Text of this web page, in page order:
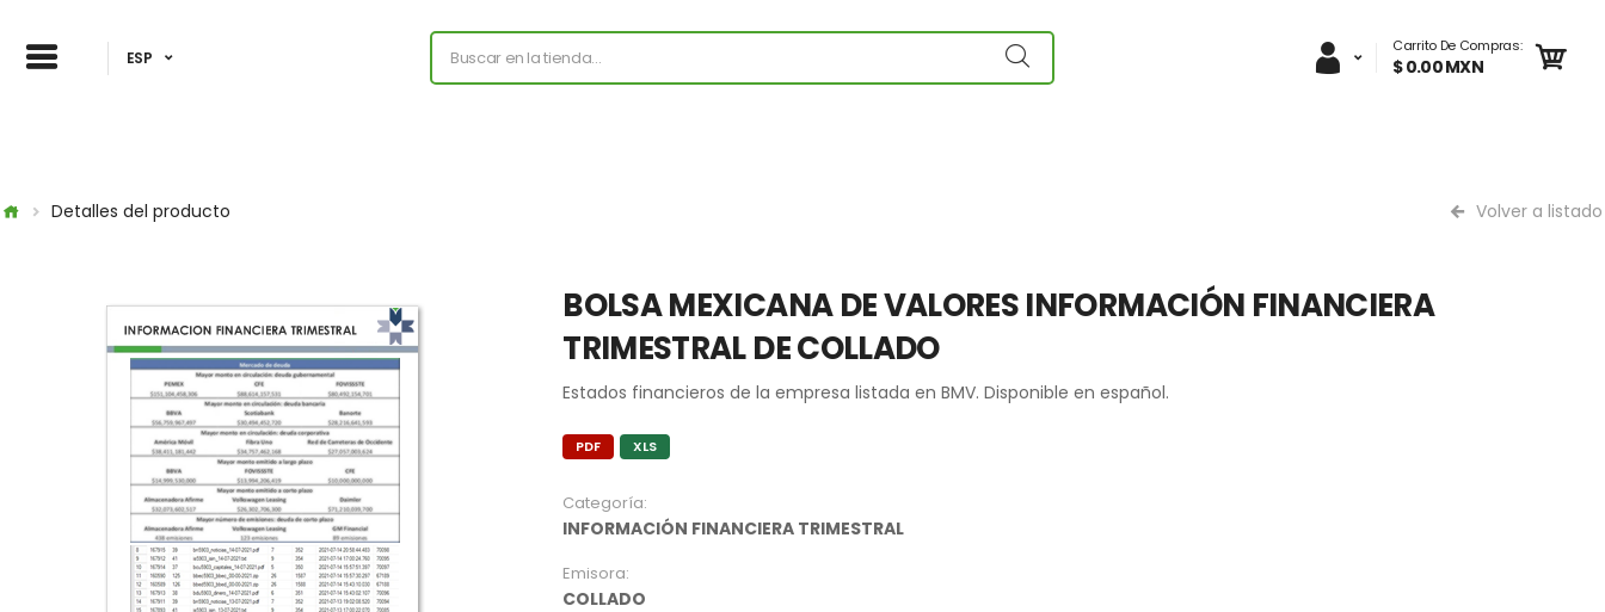
ESP
Carrito De Compras:
$ 0.00 MXN
Detalles del producto Volver a listado
BOLSA MEXICANA DE VALORES INFORMACIÓN FINANCIERA
TRIMESTRAL DE COLLADO
Estados financieros de la empresa listada en BMV. Disponible en español.
PDF XLS
Categoría:
INFORMACIÓN FINANCIERA TRIMESTRAL
Emisora:
COLLADO